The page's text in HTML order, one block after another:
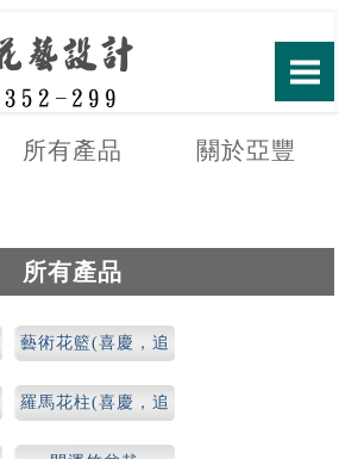
所有產品
關於亞豐
所有產品
藝術花籃(喜慶，追
羅馬花柱(喜慶，追